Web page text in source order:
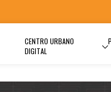
CENTRO URBANO
DIGITAL